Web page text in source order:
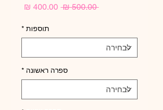
‏500.00 ‏₪
מחיר
תוספות *
ספרה ראשונה *